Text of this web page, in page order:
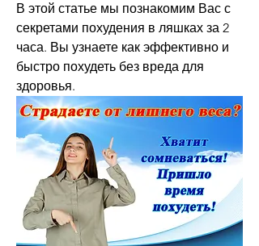
В этой статье мы познакомим Вас с
секретами похудения в ляшках за 2
часа. Вы узнаете как эффективно и
быстро похудеть без вреда для
здоровья.